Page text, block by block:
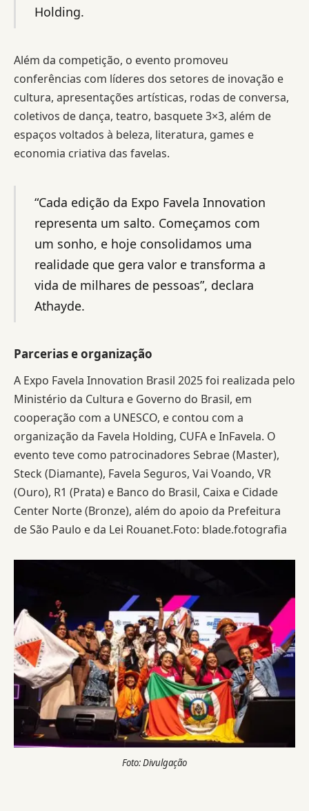
Holding.
Além da competição, o evento promoveu
conferências com líderes dos setores de inovação e
cultura, apresentações artísticas, rodas de conversa,
coletivos de dança, teatro, basquete 3×3, além de
espaços voltados à beleza, literatura, games e
economia criativa das favelas.
“Cada edição da Expo Favela Innovation
representa um salto. Começamos com
um sonho, e hoje consolidamos uma
realidade que gera valor e transforma a
vida de milhares de pessoas”, declara
Athayde.
Parcerias e organização
A Expo Favela Innovation Brasil 2025 foi realizada pelo
Ministério da Cultura e Governo do Brasil, em
cooperação com a UNESCO, e contou com a
organização da Favela Holding, CUFA e InFavela. O
evento teve como patrocinadores Sebrae (Master),
Steck (Diamante), Favela Seguros, Vai Voando, VR
(Ouro), R1 (Prata) e Banco do Brasil, Caixa e Cidade
Center Norte (Bronze), além do apoio da Prefeitura
de São Paulo e da Lei Rouanet.Foto: blade.fotografia
Foto: Divulgação